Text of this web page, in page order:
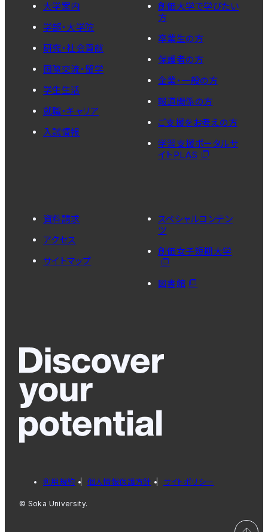
大学案内
学部・大学院
研究・社会貢献
国際交流・留学
学生生活
就職・キャリア
入試情報
創価大学で学びたい
方
卒業生の方
保護者の方
企業・一般の方
報道関係の方
ご支援をお考えの方
学習支援ポータルサ
イトPLAS
資料請求
アクセス
サイトマップ
スペシャルコンテン
ツ
創価女子短期大学
図書館
利用規約 個人情報保護方針 サイトポリシー
© Soka University.